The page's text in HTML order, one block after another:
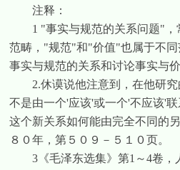
注释：
1 "事实与规范的关系问题"
范畴， "规范"和"价值"也属于不
事实与规范的关系和讨论事实与
2.休谟说他注意到，在他研
不是由一个'应该'或一个'不应该'联
这个新关系如何能由完全不同的
８０年，第５０９－５１０页。
3《毛泽东选集》第1 ～4卷，